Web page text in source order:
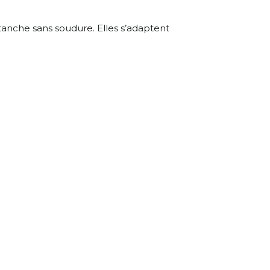
sans soudure. Elles s’adaptent